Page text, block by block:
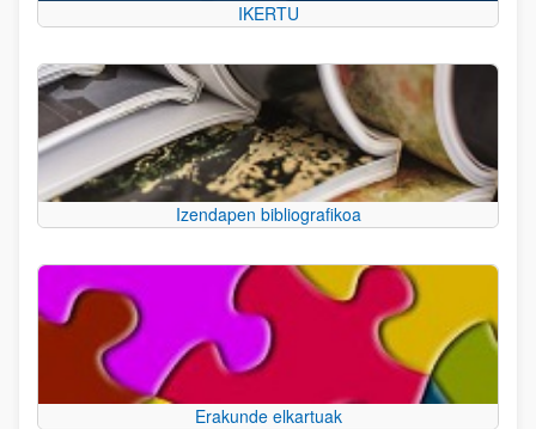
IKERTU
Izendapen bibliografikoa
Erakunde elkartuak